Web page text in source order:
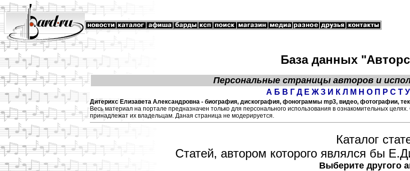
База данных
Персональные страницы авторов и
А Б В Г Д Е Ж З И К Л М Н О П Р С Т У
Дитерихс Елизавета Александровна - биография, дискография, фонограммы mp3, видео, фотографии,
Весь материал на портале предназначен только для персонального использования в ознакомительных
принадлежат их владельцам. Даная страница не модерируется.
Каталог
Статей, автором которого являлся бы
Выберите другого